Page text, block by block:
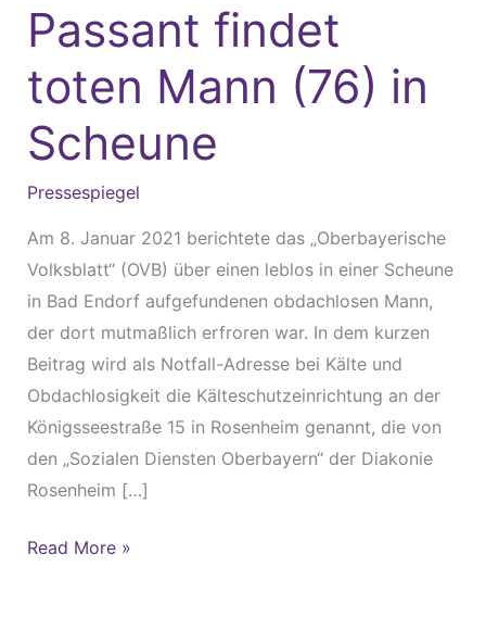
Passant findet
toten Mann (76) in
Scheune
Pressespiegel
Am 8. Januar 2021 berichtete das „Oberbayerische
Volksblatt“ (OVB) über einen leblos in einer Scheune
in Bad Endorf aufgefundenen obdachlosen Mann,
der dort mutmaßlich erfroren war. In dem kurzen
Beitrag wird als Notfall-Adresse bei Kälte und
Obdachlosigkeit die Kälteschutzeinrichtung an der
Königsseestraße 15 in Rosenheim genannt, die von
den „Sozialen Diensten Oberbayern“ der Diakonie
Rosenheim […]
Passant
findet
toten
Mann
(76)
Scheune
Read More »